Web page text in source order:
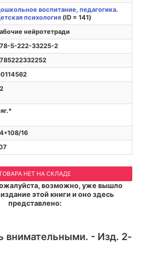
воспитание, педагогика.
психология(ID = 141)
нейротетради
5-222-33225-2
16
НЕТ НА СКЛАДЕ
возможно, уже вышло
этой книги и оно здесь
представлено:
внимательными. - Изд. 2-